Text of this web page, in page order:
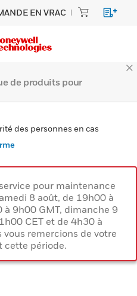
EN VRAC
de produits pour
des personnes en cas
pour maintenance
8 août, de 19h00 à
à 9h00 GMT, dimanche 9
CET et de 4h30 à
vous remercions de votre
cette période.